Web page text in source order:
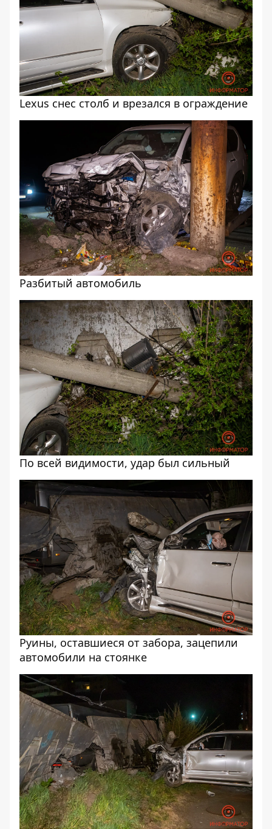
Lexus снес столб и врезался в ограждение
Разбитый автомобиль
По всей видимости, удар был сильный
Руины, оставшиеся от забора, зацепили
автомобили на стоянке